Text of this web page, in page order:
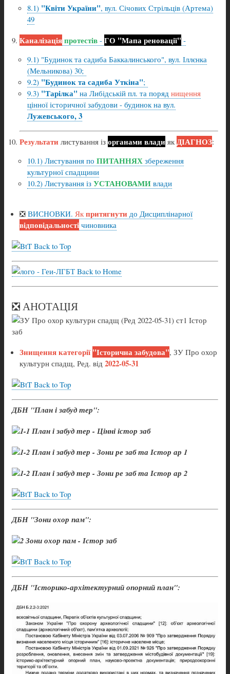
8.1) "Квіти України", вул. Січових Стрільців (Артема)
49
Каналізаціяпротестів - ГО "Мапа реновації" -
9.1) "Будинок та садиба Баккалинського", вул. Іллєнка
(Мельникова) 30;
9.2) "Будинок та садиба Уткіна";
9.3) "Тарілка" на Либідській пл. та поряд нищення
цінної історичної забудови - будинок на вул.
Лужевського, 3
Результати листування із органами влади як ДІАГНОЗ:
10.1) Листування по ПИТАННЯХ збереження
культурної спадщини
10.2) Листування із УСТАНОВАМИ влади
❎ ВИСНОВКИ. Як притягнути до Дисциплінарної
відповідальності чиновника
Back to Top
Back to Home
❎ АНОТАЦІЯ
Знищення категорії "Історична забудова", ЗУ Про охор
культурн спадщ, Ред. від 2022-05-31
Back to Top
ДБН "План і забуд тер":
Back to Top
ДБН "Зони охор пам":
Back to Top
ДБН "Історико-архітектурний опорний план":